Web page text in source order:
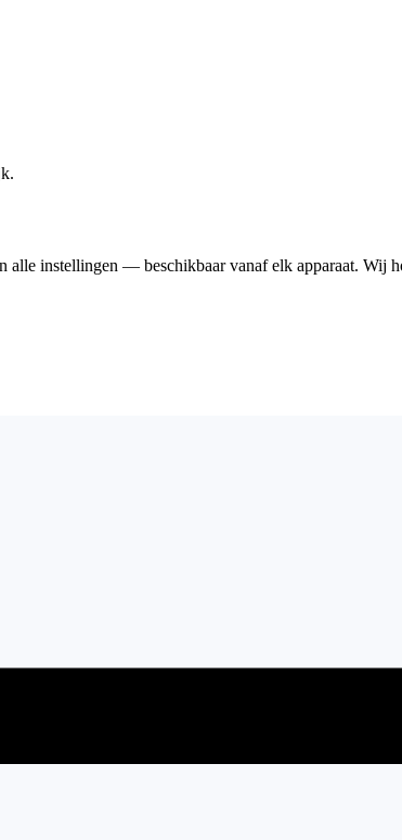
instellingen — beschikbaar vanaf elk apparaat. Wij